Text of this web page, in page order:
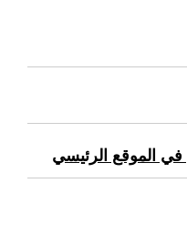
في الموقع الرئيسي